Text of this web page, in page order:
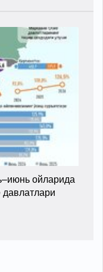
ойларида
давлатлари